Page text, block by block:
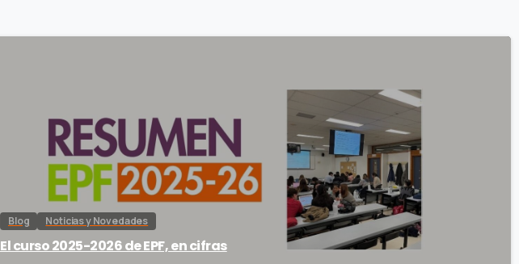
Blog Noticias y Novedades
El curso 2025-2026 de EPF, en cifras